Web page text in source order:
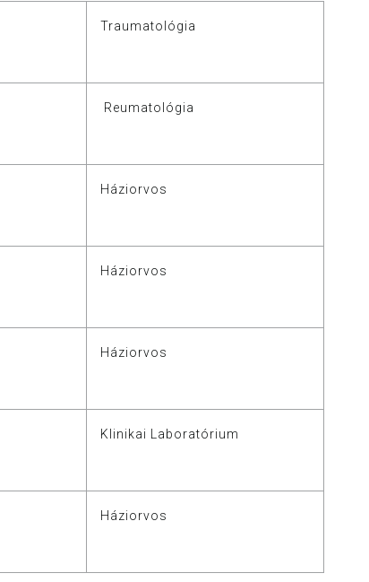
Traumatológia
Reumatológia
Háziorvos
Háziorvos
Háziorvos
Klinikai Laboratórium
Háziorvos